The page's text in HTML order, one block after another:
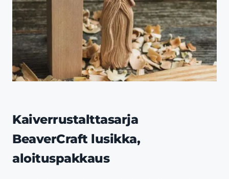
Kaiverrustalttasarja
BeaverCraft lusikka,
aloituspakkaus